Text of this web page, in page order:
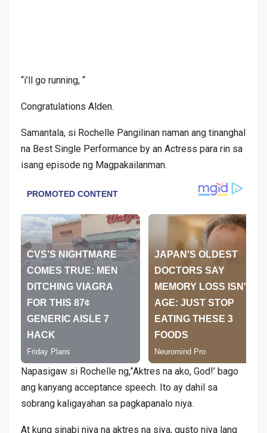
“i’ll go running, “
Congratulations Alden.
Samantala, si Rochelle Pangilinan naman ang tinanghal
na Best Single Performance by an Actress para rin sa
isang episode ng Magpakailanman.
Napasigaw si Rochelle ng,”Aktres na ako, God!’ bago
ang kanyang acceptance speech. Ito ay dahil sa
sobrang kaligayahan sa pagkapanalo niya.
At kung sinabi niya na aktres na siya, gusto niya lang